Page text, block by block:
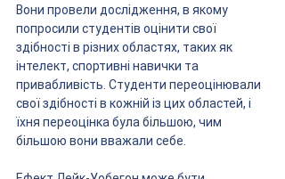
Вони провели дослідження, в якому
попросили студентів оцінити свої
здібності в різних областях, таких як
інтелект, спортивні навички та
привабливість. Студенти переоцінювали
свої здібності в кожній із цих областей, і
їхня переоцінка була більшою, чим
більшою вони вважали себе.